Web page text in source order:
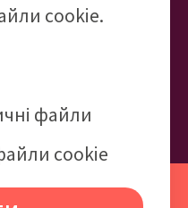
cookie.
файли
cookie